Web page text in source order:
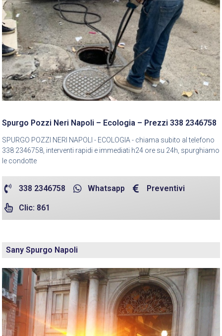
Spurgo Pozzi Neri Napoli – Ecologia – Prezzi 338 2346758
SPURGO POZZI NERI NAPOLI - ECOLOGIA - chiama subito al telefono
338 2346758, interventi rapidi e immediati h24 ore su 24h, spurghiamo
le condotte
338 2346758 Whatsapp Preventivi
Clic: 861
Sany Spurgo Napoli